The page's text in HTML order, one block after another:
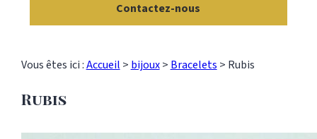
Contactez-nous
Vous êtes ici :Accueil > bijoux> Bracelets > Rubis
Rubis